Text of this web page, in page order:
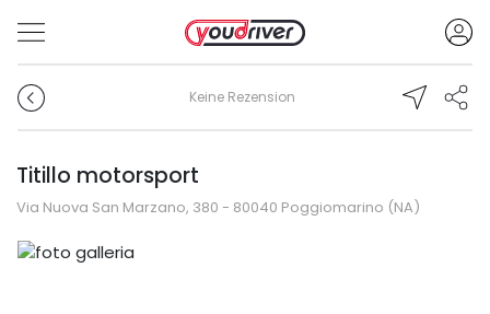
Keine Rezension
Titillo motorsport
Via Nuova San Marzano, 380 - 80040 Poggiomarino (NA)